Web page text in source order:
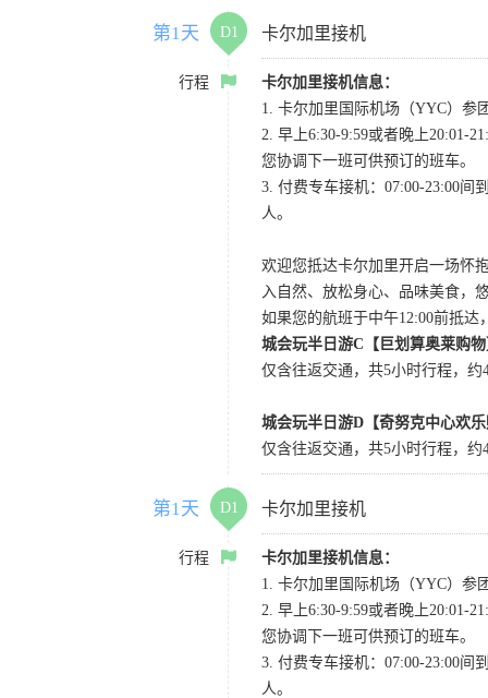
第1天 D1 卡尔加里接机
行程
卡尔加里接机信息：
1. 卡尔加里国际机场（YYC）参
2. 早上6:30-9:59或者晚上20:01-
您协调下一班可供预订的班车。
3. 付费专车接机：07:00-23:00间
人。
欢迎您抵达卡尔加里开启一场怀
入自然、放松身心、品味美食，
如果您的航班于中午12:00前抵
城会玩半日游C【巨划算奥莱购
仅含往返交通，共5小时行程，
城会玩半日游D【奇努克中心欢
仅含往返交通，共5小时行程，
第1天 D1 卡尔加里接机
行程
卡尔加里接机信息：
1. 卡尔加里国际机场（YYC）参
2. 早上6:30-9:59或者晚上20:01-
您协调下一班可供预订的班车。
3. 付费专车接机：07:00-23:00间
人。